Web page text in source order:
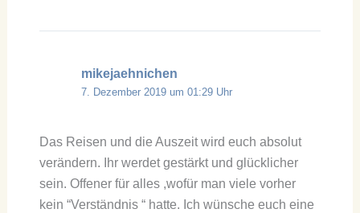
mikejaehnichen
7. Dezember 2019 um 01:29 Uhr
Das Reisen und die Auszeit wird euch absolut
verändern. Ihr werdet gestärkt und glücklicher
sein. Offener für alles ,wofür man viele vorher
kein “Verständnis “ hatte. Ich wünsche euch eine